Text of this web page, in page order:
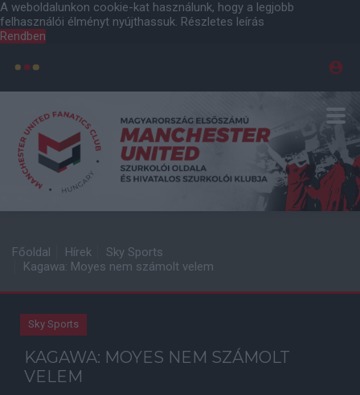
A weboldalunkon cookie-kat használunk, hogy a legjobb
felhasználói élményt nyújthassuk. Részletes leírás
Rendben
Főoldal Hírek
Sky Sports
Kagawa: Moyes nem számolt velem
Sky Sports
KAGAWA: MOYES NEM SZÁMOLT
VELEM